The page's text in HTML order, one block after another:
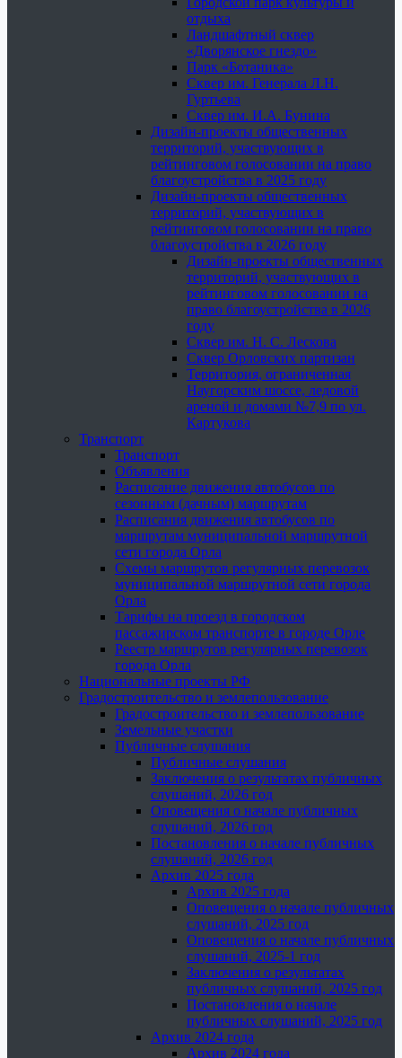
отдыха
Ландшафтный сквер
«Дворянское гнездо»
Парк «Ботаника»
Сквер им. Генерала Л.Н.
Гуртьева
Сквер им. И.А. Бунина
Дизайн-проекты общественных
территорий, участвующих в
рейтинговом голосовании на право
благоустройства в 2025 году
Дизайн-проекты общественных
территорий, участвующих в
рейтинговом голосовании на право
благоустройства в 2026 году
Дизайн-проекты общественных
территорий, участвующих в
рейтинговом голосовании на
право благоустройства в 2026
году
Сквер им. Н. С. Лескова
Сквер Орловских партизан
Территория, ограниченная
Наугорским шоссе, ледовой
ареной и домами №7,9 по ул.
Картукова
Транспорт
Транспорт
Объявления
Расписание движения автобусов по
сезонным (дачным) маршрутам
Расписания движения автобусов по
маршрутам муниципальной маршрутной
сети города Орла
Схемы маршрутов регулярных перевозок
муниципальной маршрутной сети города
Орла
Тарифы на проезд в городском
пассажирском транспорте в городе Орле
Реестр маршрутов регулярных перевозок
города Орла
Национальные проекты РФ
Градостроительство и землепользование
Градостроительство и землепользование
Земельные участки
Публичные слушания
Публичные слушания
Заключения о результатах публичных
слушаний, 2026 год
Оповещения о начале публичных
слушаний, 2026 год
Постановления о начале публичных
слушаний, 2026 год
Архив 2025 года
Архив 2025 года
Оповещения о начале публичных
слушаний, 2025 год
Оповещения о начале публичных
слушаний, 2025-1 год
Заключения о результатах
публичных слушаний, 2025 год
Постановления о начале
публичных слушаний, 2025 год
Архив 2024 года
Архив 2024 года